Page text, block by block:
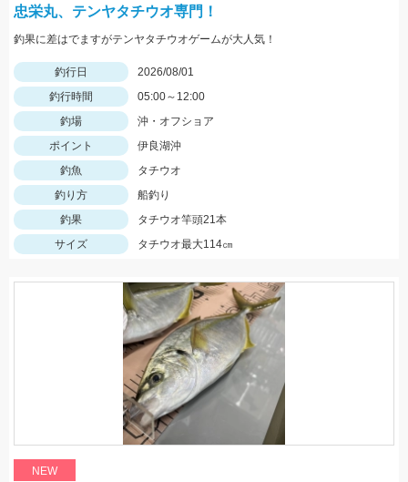
忠栄丸、テンヤタチウオ専門！
釣果に差はでますがテンヤタチウオゲームが大人気！
釣行日
2026/08/01
釣行時間
05:00～12:00
釣場
沖・オフショア
ポイント
伊良湖沖
釣魚
タチウオ
釣り方
船釣り
釣果
タチウオ竿頭21本
サイズ
タチウオ最大114㎝
NEW